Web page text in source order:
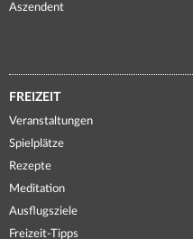
Aszendent
FREIZEIT
Veranstaltungen
Spielplätze
Rezepte
Meditation
Ausflugsziele
Freizeit-Tipps